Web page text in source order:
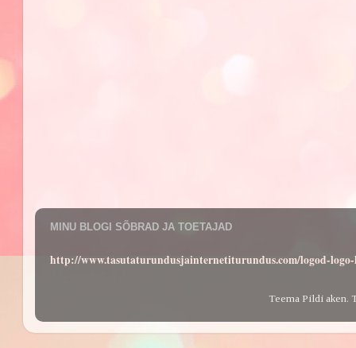
MINU BLOGI SÕBRAD JA TOETAJAD
http://www.tasutaturundusjainternetiturundus.com/logod-
Teema Pildi aken.